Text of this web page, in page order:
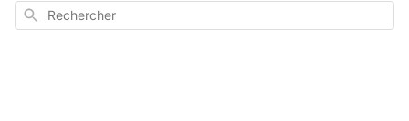
Rechercher